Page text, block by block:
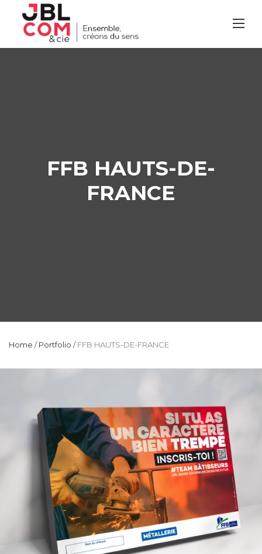
content
FFB HAUTS-DE-
FRANCE
Home /Portfolio /FFB HAUTS-DE-FRANCE